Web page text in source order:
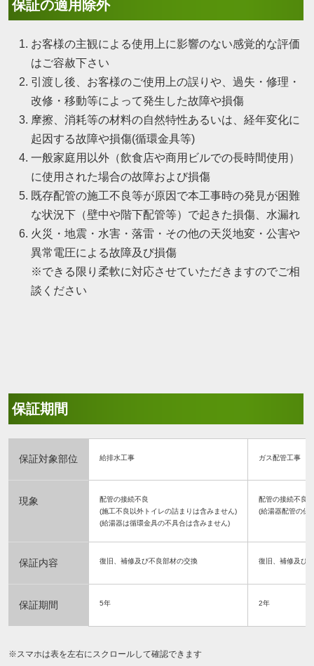
保証の適用除外
お客様の主観による使用上に影響のない感覚的な評価
はご容赦下さい
引渡し後、お客様のご使用上の誤りや、過失・修理・
改修・移動等によって発生した故障や損傷
摩擦、消耗等の材料の自然特性あるいは、経年変化に
起因する故障や損傷(循環金具等)
一般家庭用以外（飲食店や商用ビルでの長時間使用）
に使用された場合の故障および損傷
既存配管の施工不良等が原因で本工事時の発見が困難
な状況下（壁中や階下配管等）で起きた損傷、水漏れ
火災・地震・水害・落雷・その他の天災地変・公害や
異常電圧による故障及び損傷
※できる限り柔軟に対応させていただきますのでご相
談ください
保証期間
保証対象部位 給排水工事 ガス配管工事
現象
配管の接続不良
(施工不良以外トイレの詰まりは含みません)
(給湯器は循環金具の不具合は含みません)
配管の接続不良
(給湯器配管の保
保証内容 復旧、補修及び不良部材の交換 復旧、補修及び
保証期間 5年 2年
※スマホは表を左右にスクロールして確認できます